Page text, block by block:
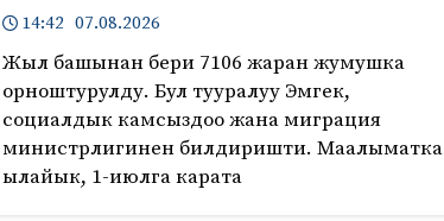
14:42 07.08.2026
Жыл башынан бери 7106 жаран жумушка
орноштурулду. Бул тууралуу Эмгек,
социалдык камсыздоо жана миграция
министрлигинен билдиришти. Маалыматка
ылайык, 1-июлга карата